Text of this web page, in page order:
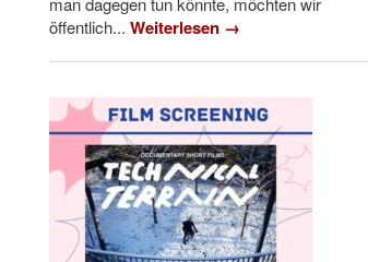
öffentlich... Weiterlesen →